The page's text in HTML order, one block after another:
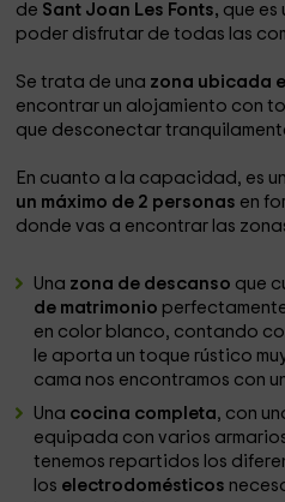
de Sant Joan Les Fonts, que es
poder disfrutar de todas las
Se trata de una zona ubicada
encontrar un alojamiento con
que desconectar
En cuanto a la capacidad, es
un máximo de 2 personas en
donde vas a encontrar las
Una zona de descanso que
de matrimonio
en color blanco, contando
le aporta un toque rústico
cama nos encontramos con
Una cocina completa, con
equipada con varios
tenemos repartidos los
los electrodomésticos